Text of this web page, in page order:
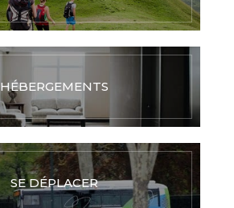
HÉBERGEMENTS
SE DÉPLACER